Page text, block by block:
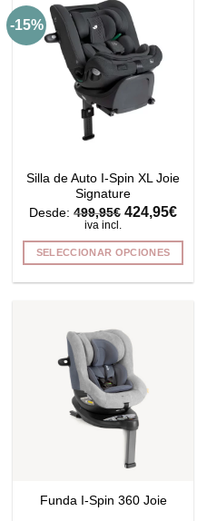
-15%
Silla de Auto I-Spin XL Joie
Signature
Desde: 499,95€ 424,95€
iva incl.
SELECCIONAR OPCIONES
múltiples
variantes.
Las
opciones
se
pueden
elegir
página
Funda I-Spin 360 Joie